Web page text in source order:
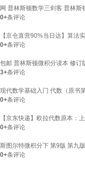
网 普林斯顿数学三剑客 普林
0+条评论
【京仓直营90%当日达】算
0+条评论
包邮 普林斯顿微积分读本 修
3+条评论
现代数学基础入门 代数（原书
0+条评论
【京东快递】欧拉代数原本：
0+条评论
斯图尔特微积分下 第9版 第九
0+条评论